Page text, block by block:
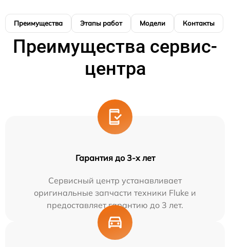
Преимущества Этапы работ Модели Контакты
Преимущества сервис-
центра
Гарантия до 3-х лет
Сервисный центр устанавливает
оригинальные запчасти техники Fluke и
предоставляет гарантию до 3 лет.